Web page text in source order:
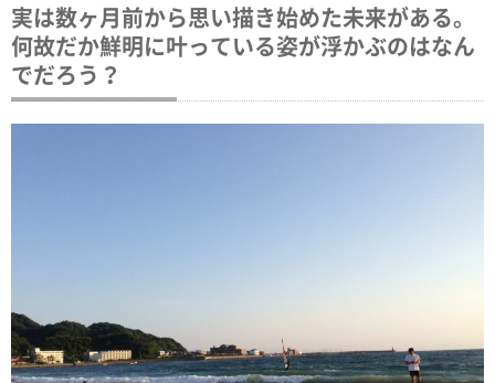
実は数ヶ月前から思い描き始めた未来がある。
何故だか鮮明に叶っている姿が浮かぶのはなん
でだろう？